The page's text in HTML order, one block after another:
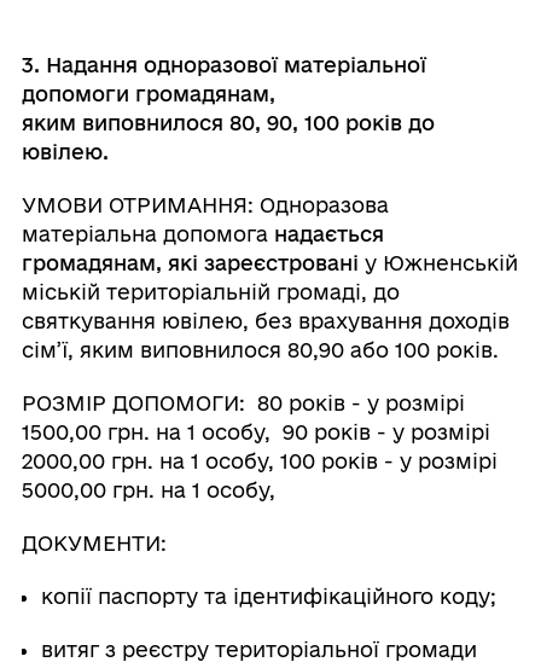
3. Надання одноразової матеріальної
допомоги громадянам,
яким виповнилося 80, 90, 100 роківдо
ювілею.
УМОВИ ОТРИМАННЯ: Одноразова
матеріальна допомога надається
громадянам, які зареєстровані у Южненській
міській територіальній громаді, до
святкування ювілею, без врахування доходів
сім’ї, яким виповнилося 80,90 або 100 років.
РОЗМІР ДОПОМОГИ: 80 років - у розмірі
1500,00 грн. на 1 особу, 90 років - у розмірі
2000,00 грн. на 1 особу, 100 років - у розмірі
5000,00 грн. на 1 особу,
ДОКУМЕНТИ:
копії паспорту та ідентифікаційного коду;
витяг з реєстру територіальної громади